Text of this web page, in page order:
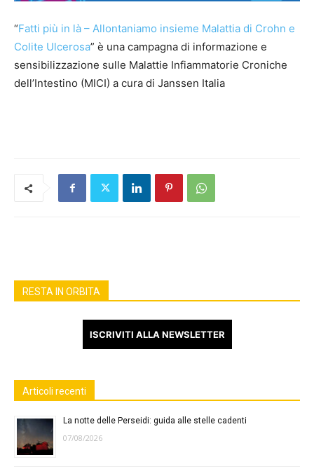
“Fatti più in là – Allontaniamo insieme Malattia di Crohn e
Colite Ulcerosa” è una campagna di informazione e
sensibilizzazione sulle Malattie Infiammatorie Croniche
dell’Intestino (MICI) a cura di Janssen Italia
RESTA IN ORBITA
ISCRIVITI ALLA NEWSLETTER
Articoli recenti
La notte delle Perseidi: guida alle stelle cadenti
07/08/2026